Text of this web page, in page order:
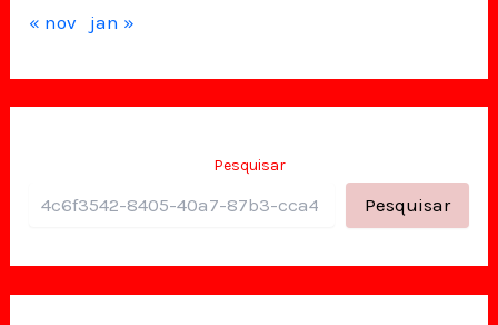
« nov jan »
Pesquisar
Pesquisar